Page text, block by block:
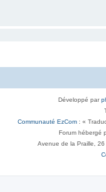
Développé par
Communauté EzCom : «
Forum hébergé
Avenue de la Praille,